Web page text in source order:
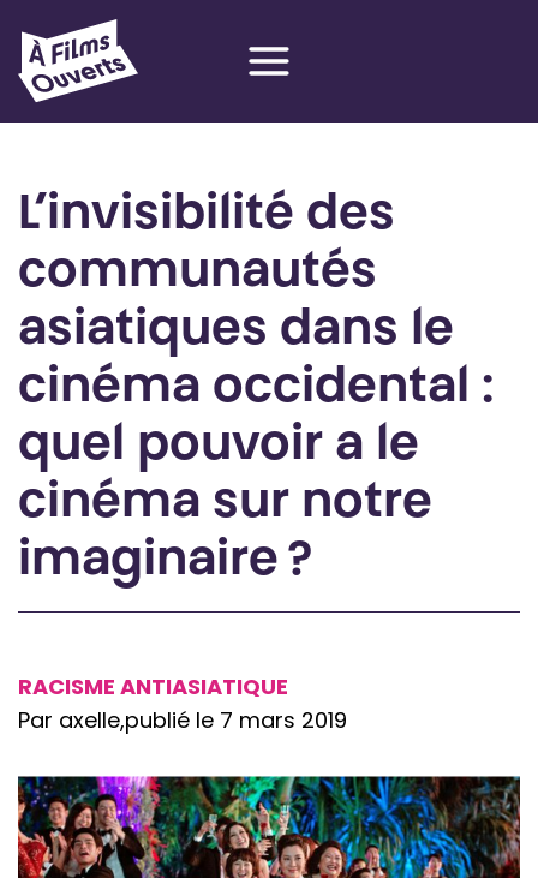
contenu
L’invisibilité des
communautés
asiatiques dans le
cinéma occidental :
quel pouvoir a le
cinéma sur notre
imaginaire ?
RACISME ANTIASIATIQUE
Par axelle,publié le 7 mars 2019